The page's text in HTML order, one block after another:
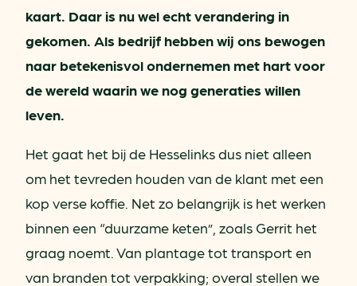
kaart. Daar is nu wel echt verandering in
gekomen. Als bedrijf hebben wij ons bewogen
naar betekenisvol ondernemen met hart voor
de wereld waarin we nog generaties willen
leven.
Het gaat het bij de Hesselinks dus niet alleen
om het tevreden houden van de klant met een
kop verse koffie. Net zo belangrijk is het werken
binnen een “duurzame keten”, zoals Gerrit het
graag noemt. Van plantage tot transport en
van branden tot verpakking; overal stellen we